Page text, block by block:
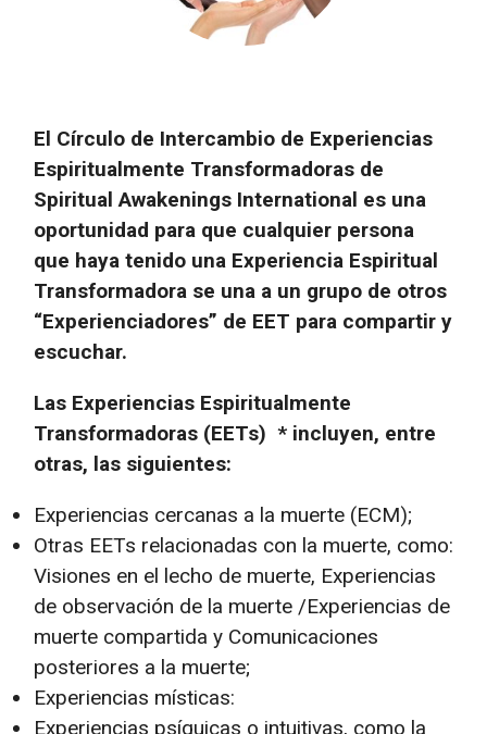
El Círculo de Intercambio de Experiencias
Espiritualmente Transformadoras de
Spiritual Awakenings International es una
oportunidad para que cualquier persona
que haya tenido una Experiencia Espiritual
Transformadora se una a un grupo de otros
“Experienciadores” de EET para compartir y
escuchar.
Las Experiencias Espiritualmente
Transformadoras (EETs) * incluyen, entre
otras, las siguientes:
Experiencias cercanas a la muerte (ECM);
Otras EETs relacionadas con la muerte, como:
Visiones en el lecho de muerte, Experiencias
de observación de la muerte /Experiencias de
muerte compartida y Comunicaciones
posteriores a la muerte;
Experiencias místicas:
Experiencias psíquicas o intuitivas, como la